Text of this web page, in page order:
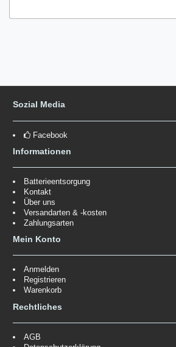
Sozial Media
Facebook
Informationen
Batterieentsorgung
Kontakt
Über uns
Versandarten & -kosten
Zahlungsarten
Mein Konto
Anmelden
Registrieren
Warenkorb
Rechtliches
AGB